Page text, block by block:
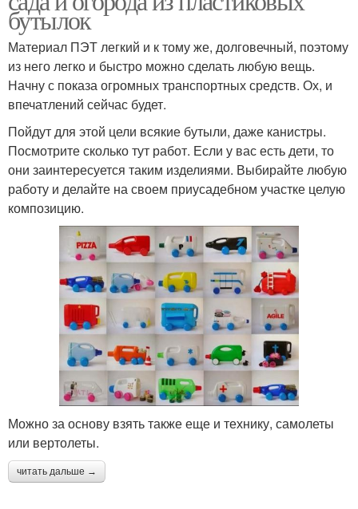
бутылок
Материал ПЭТ легкий и к тому же, долговечный, поэтому
из него легко и быстро можно сделать любую вещь.
Начну с показа огромных транспортных средств. Ох, и
впечатлений сейчас будет.
Пойдут для этой цели всякие бутыли, даже канистры.
Посмотрите сколько тут работ. Если у вас есть дети, то
они заинтересуется таким изделиями. Выбирайте любую
работу и делайте на своем приусадебном участке целую
композицию.
Можно за основу взять также еще и технику, самолеты
или вертолеты.
читать дальше →